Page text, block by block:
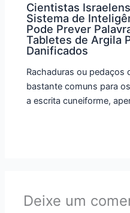
Cientistas
Sistema de
Pode Prever
Tabletes de Argila
Danificados
Rachaduras ou pedaços
bastante comuns para
a escrita cuneiforme,
Deixe um